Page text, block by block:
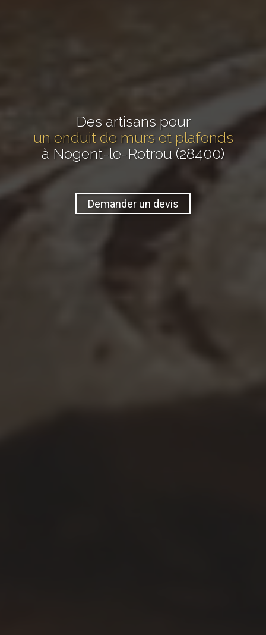
Des artisans pour
un enduit de murs et plafonds
à Nogent-le-Rotrou (28400)
Demander un devis